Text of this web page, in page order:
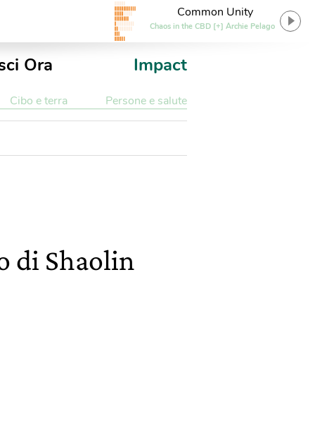
Common Unity
Chaos in the CBD [+] Archie Pelago
Ora Impact
Cibo e terra Persone e salute
di Shaolin